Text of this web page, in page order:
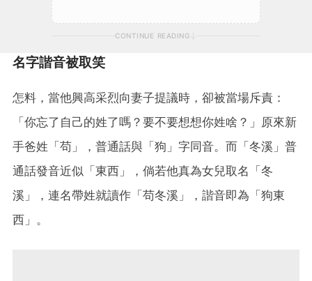
CONTINUE READING
名字諧音被取笑
怎料，當他興高采烈向妻子提議時，卻被當場斥責：
「你忘了自己的姓了嗎？要不要想想你姓啥？」原來新
手爸姓「苟」，普通話與「狗」字同音。而「冬溪」普
通話發音近似「東西」，倘若他真為女兒取名「冬
溪」，連名帶姓就讀作「苟冬溪」，諧音即為「狗東
西」。